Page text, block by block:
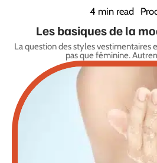
4 min read
Les basiques de la
La question des styles vestimentaires
pas que féminine.